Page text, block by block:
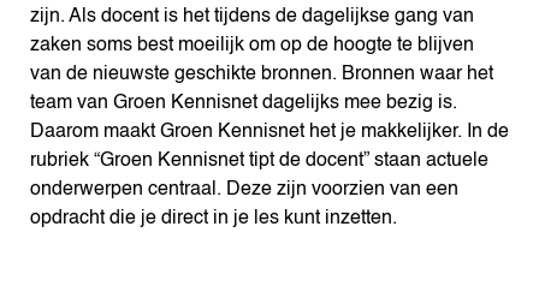
zijn. Als docent is het tijdens de dagelijkse gang van
zaken soms best moeilijk om op de hoogte te blijven
van de nieuwste geschikte bronnen. Bronnen waar het
team van Groen Kennisnet dagelijks mee bezig is.
Daarom maakt Groen Kennisnet het je makkelijker. In de
rubriek “Groen Kennisnet tipt de docent” staan actuele
onderwerpen centraal. Deze zijn voorzien van een
opdracht die je direct in je les kunt inzetten.